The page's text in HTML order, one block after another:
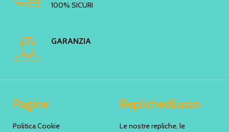
100% SICURI
GARANZIA
Pagine
Politica Cookie
Replichedilusso
Le nostre repliche, le